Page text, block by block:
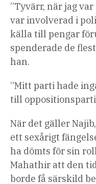
”Tyvärr, när jag
var involverad i
källa till pengar
spenderade de
han.
”Mitt parti hade
till
När det gäller
ett sexårigt
ha dömts för sin
Mahathir att den
borde få särskild